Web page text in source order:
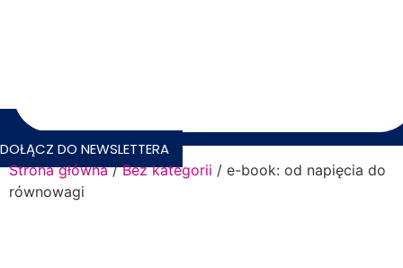
DOŁĄCZ DO NEWSLETTERA
Strona główna/Bez kategorii / e-book: od napięcia do
równowagi